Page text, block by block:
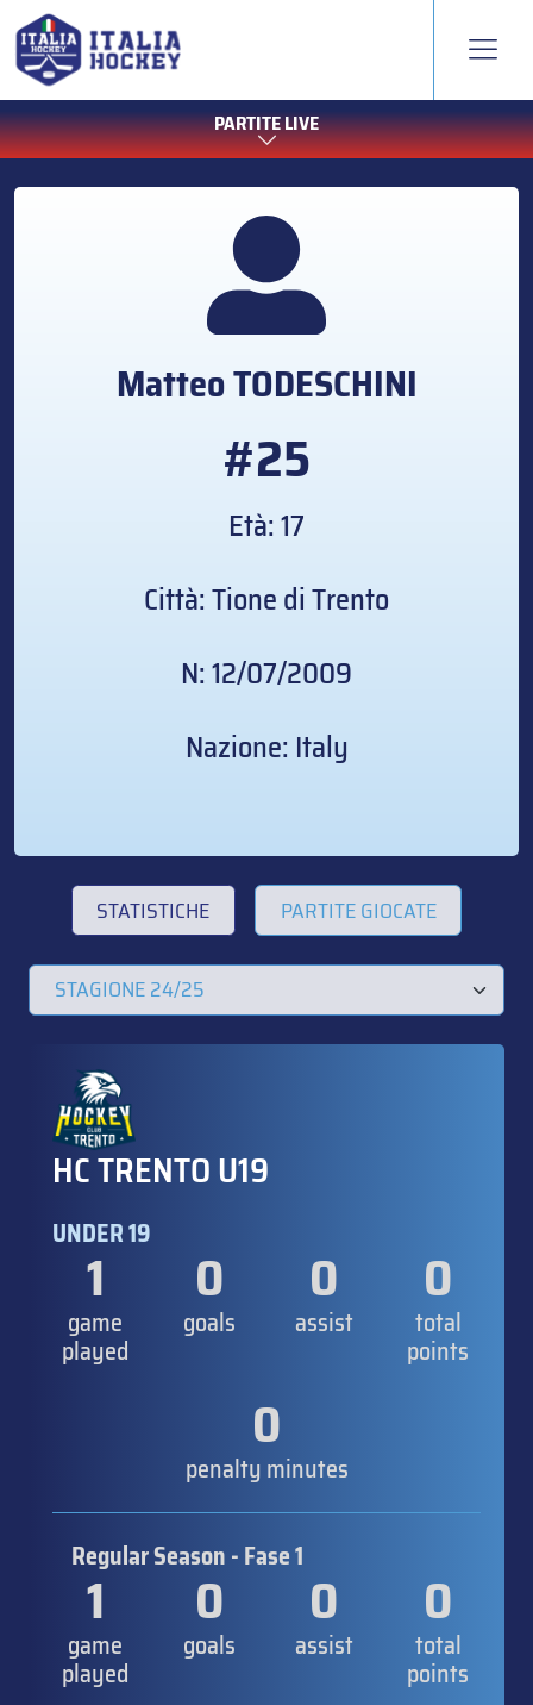
PARTITE LIVE
MatteoTODESCHINI
#25
Età: 17
Città: Tione di Trento
N: 12/07/2009
Nazione: Italy
STATISTICHE PARTITE GIOCATE
HC TRENTO U19
UNDER 19
1
game
played
0
goals
0
assist
0
total
points
0
penalty minutes
Regular Season - Fase 1
1
game
played
0
goals
0
assist
0
total
points